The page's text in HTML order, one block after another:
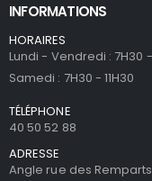
INFORMATIONS
HORAIRES
Lundi - Vendredi : 7H30 -
Samedi : 7H30 - 11H30
TÉLÉPHONE
40 50 52 88
ADRESSE
Angle rue des